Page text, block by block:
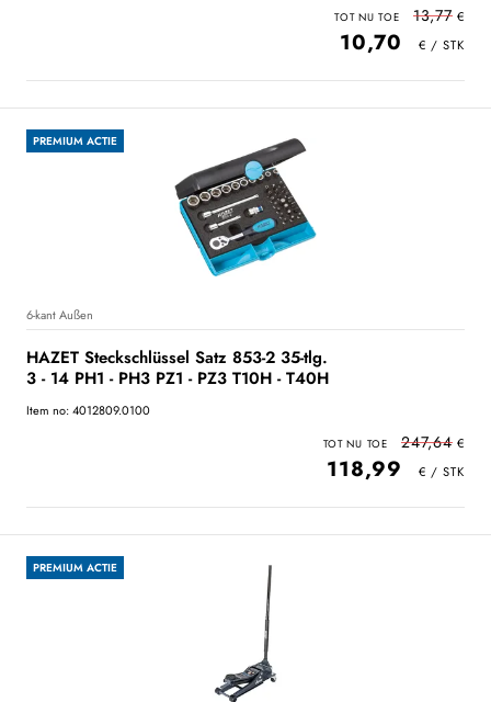
13,77
10,70
PREMIUM ACTIE
6-kant Außen
HAZET Steckschlüssel Satz 853-2 35-tlg.
3 - 14 PH1 - PH3 PZ1 - PZ3 T10H - T40H
Item no: 4012809.0100
247,64
118,99
PREMIUM ACTIE